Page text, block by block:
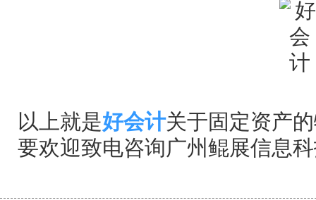
以上就是好会计关于固定资产
要欢迎致电咨询广州鲲展信息